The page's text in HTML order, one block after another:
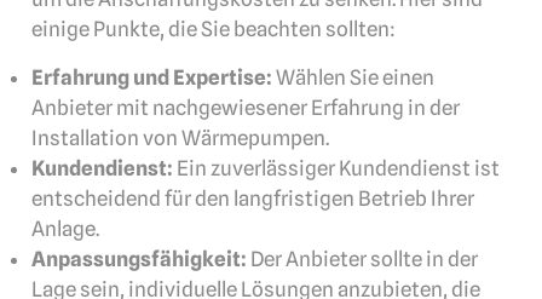
einige Punkte, die Sie beachten sollten:
Erfahrung und Expertise: Wählen Sie einen
Anbieter mit nachgewiesener Erfahrung in der
Installation von Wärmepumpen.
Kundendienst: Ein zuverlässiger Kundendienst ist
entscheidend für den langfristigen Betrieb Ihrer
Anlage.
Anpassungsfähigkeit: Der Anbieter sollte in der
Lage sein, individuelle Lösungen anzubieten, die